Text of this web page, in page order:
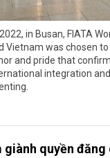
in Busan, FIATA
Vietnam was chosen
and pride that
integration
quyền đăng